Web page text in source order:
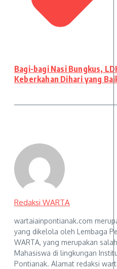
Bagi-bagi Nasi Bungkus,
Keberkahan Dihari yang
Redaksi WARTA
wartaiainpontianak.com
yang dikelola oleh Lembaga
WARTA, yang merupakan
Mahasiswa di lingkungan
Pontianak. Alamat redaksi